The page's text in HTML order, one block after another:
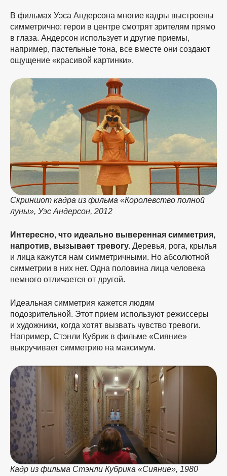
В фильмах Уэса Андерсона многие кадры выстроены
симметрично: герои в центре смотрят зрителям прямо
в глаза. Андерсон использует и другие приемы,
например, пастельные тона, все вместе они создают
ощущение «красивой картинки».
Скриншот кадра из фильма «Королевство полной
луны», Уэс Андерсон, 2012
Интересно, что идеально выверенная симметрия,
напротив, вызывает тревогу. Деревья, рога, крылья
и лица кажутся нам симметричными. Но абсолютной
симметрии в них нет. Одна половина лица человека
немного отличается от другой.
Идеальная симметрия кажется людям
подозрительной. Этот прием используют режиссеры
и художники, когда хотят вызвать чувство тревоги.
Например, Стэнли Кубрик в фильме «Сияние»
выкручивает симметрию на максимум.
Кадр из фильма Стэнли Кубрика «Сияние», 1980